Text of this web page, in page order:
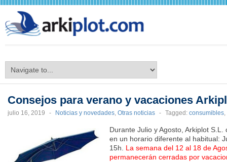
Consejos para verano y vacaciones
julio 16, 2019 - Noticias y novedades, Otras noticias - Tagged: consumibles,
Durante Julio y Agosto, Arkiplot
en un horario diferente al habitual:
15h. La semana del 12 al 18 de
permanecerán cerradas por